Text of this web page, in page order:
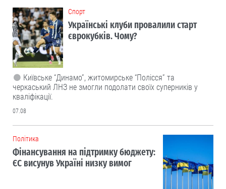
Cпорт
Українські клуби провалили старт
єврокубків. Чому?
Київське “Динамо”, житомирське “Полісся” та
черкаський ЛНЗ не змогли подолати своїх суперників у
кваліфікації.
07.08
Політика
Фінансування на підтримку бюджету:
ЄС висунув Україні низку вимог